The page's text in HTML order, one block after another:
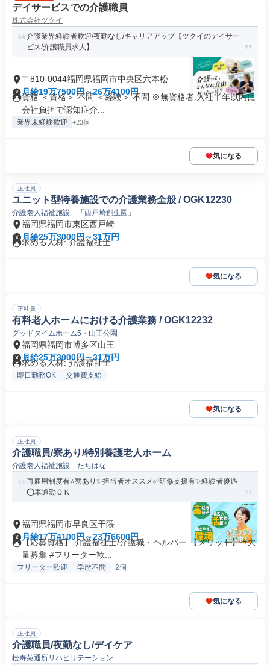
デイサービスでの介護職員
株式会社ツクイ
介護業界経験者歓迎/夜勤なし/キャリアアップ【ツクイのデイサー
ビス/介護職員求人】
〒810-0044福岡県福岡市中央区六本松
月給19万7500円～26万4100円
資格 ＜資格＞ 不問 ＜経験＞ 不問 ※無資格者:入社半年以内に
会社負担で認知症介...
業界未経験歓迎 +23個
気になる
正社員
ユニット型特養施設での介護業務全般 / OGK12230
介護老人福祉施設 「西戸崎創生園」
福岡県福岡市東区西戸崎
月給25万3000円～31万円
求める人材: 介護福祉士
気になる
正社員
有料老人ホームにおける介護業務 / OGK12232
グッドタイムホーム5・山王公園
福岡県福岡市博多区山王
月給25万3000円～31万円
求める人材: 介護福祉士
即日勤務OK 交通費支給
気になる
正社員
介護職員/寮あり/特別養護老人ホーム
介護老人福祉施設 たちばな
再雇用制度有⭐️寮あり✨担当者オススメ✅️研修支援有✨経験者優遇
⭕️車通勤ＯＫ
福岡県福岡市早良区干隈
月給17万4100円～23万6600円
【応募資格】 介護福祉士/介護職・ヘルパー 【メリット】 #大
量募集 #フリーター歓...
フリーター歓迎 学歴不問 +2個
気になる
正社員
介護職員/夜勤なし/デイケア
松寿苑通所リハビリテーション